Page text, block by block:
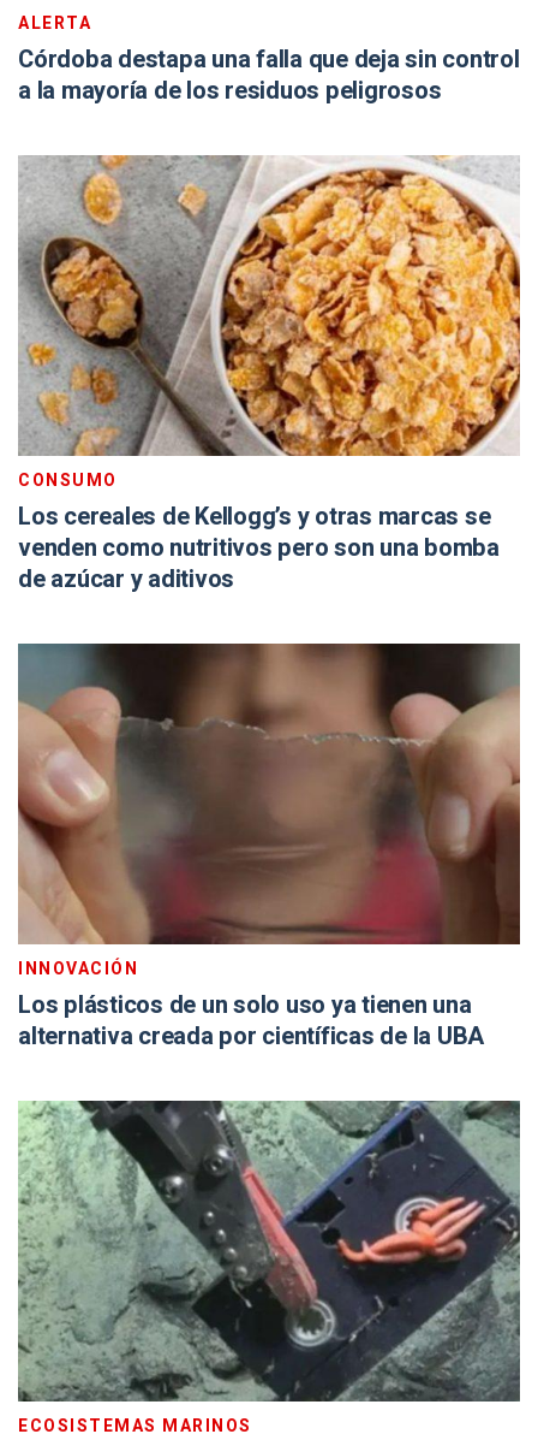
ALERTA
Córdoba destapa una falla que deja sin control
a la mayoría de los residuos peligrosos
CONSUMO
Los cereales de Kellogg’s y otras marcas se
venden como nutritivos pero son una bomba
de azúcar y aditivos
INNOVACIÓN
Los plásticos de un solo uso ya tienen una
alternativa creada por científicas de la UBA
ECOSISTEMAS MARINOS